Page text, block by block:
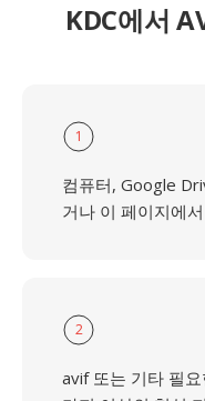
KDC에서
1
컴퓨터, Google
거나 이 페이지에
2
avif 또는 기타 필